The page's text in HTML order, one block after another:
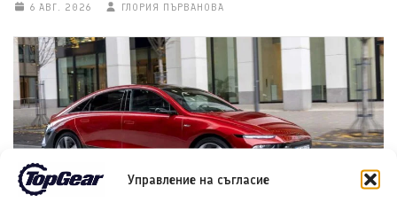
Управление на съгласие
6 АВГ. 2026 ГЛОРИЯ ПЪРВАНОВА